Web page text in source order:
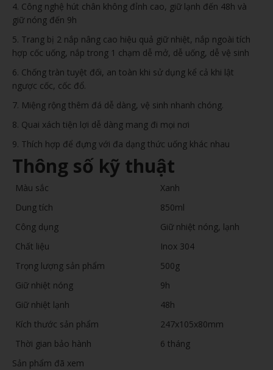
4. Công nghệ hút chân không đỉnh cao, giữ lạnh đến 48h và
giữ nóng đến 9h
5. Trang bị 2 nắp nâng cao hiệu quả giữ nhiệt, nắp ngoài tích
hợp cốc uống, nắp trong 1 chạm dễ mở, dễ uống, dễ vệ sinh
6. Chống tràn tuyệt đối, an toàn khi sử dụng kể cả khi lật
ngược cốc, cốc đổ.
7. Miệng rộng thêm đá dễ dàng, vệ sinh nhanh chóng.
8. Quai xách tiện lợi dễ dàng mang đi mọi nơi
9. Thích hợp để đựng với đa dạng thức uống khác nhau
Thông số kỹ thuật
Màu sắc
Xanh
Dung tích
850ml
Công dụng
Giữ nhiệt nóng, lạnh
Chất liệu
Inox 304
Trọng lượng sản phẩm
500g
Giữ nhiệt nóng
9h
Giữ nhiệt lạnh
48h
Kích thước sản phẩm
247x105x80mm
Thời gian bảo hành
6 tháng
Sản phẩm đã xem